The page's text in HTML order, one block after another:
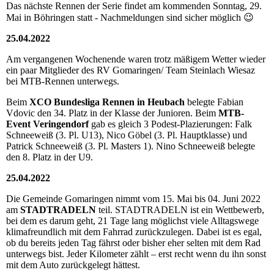
Das nächste Rennen der Serie findet am kommenden Sonntag, 29.
Mai in Böhringen statt - Nachmeldungen sind sicher möglich 😉
25.04.2022
Am vergangenen Wochenende waren trotz mäßigem Wetter wieder
ein paar Mitglieder des RV Gomaringen/ Team Steinlach Wiesaz
bei MTB-Rennen unterwegs.
Beim XCO Bundesliga Rennen in Heubach belegte Fabian
Vdovic den 34. Platz in der Klasse der Junioren. Beim MTB-
Event Veringendorfgab es gleich 3 Podest-Plazierungen: Falk
Schneeweiß (3. Pl. U13), Nico Göbel (3. Pl. Hauptklasse) und
Patrick Schneeweiß (3. Pl. Masters 1). Nino Schneeweiß belegte
den 8. Platz in der U9.
25.04.2022
Die Gemeinde Gomaringen nimmt vom 15. Mai bis 04. Juni 2022
am STADTRADELN teil. STADTRADELN ist ein Wettbewerb,
bei dem es darum geht, 21 Tage lang möglichst viele Alltagswege
klimafreundlich mit dem Fahrrad zurückzulegen. Dabei ist es egal,
ob du bereits jeden Tag fährst oder bisher eher selten mit dem Rad
unterwegs bist. Jeder Kilometer zählt – erst recht wenn du ihn sonst
mit dem Auto zurückgelegt hättest.